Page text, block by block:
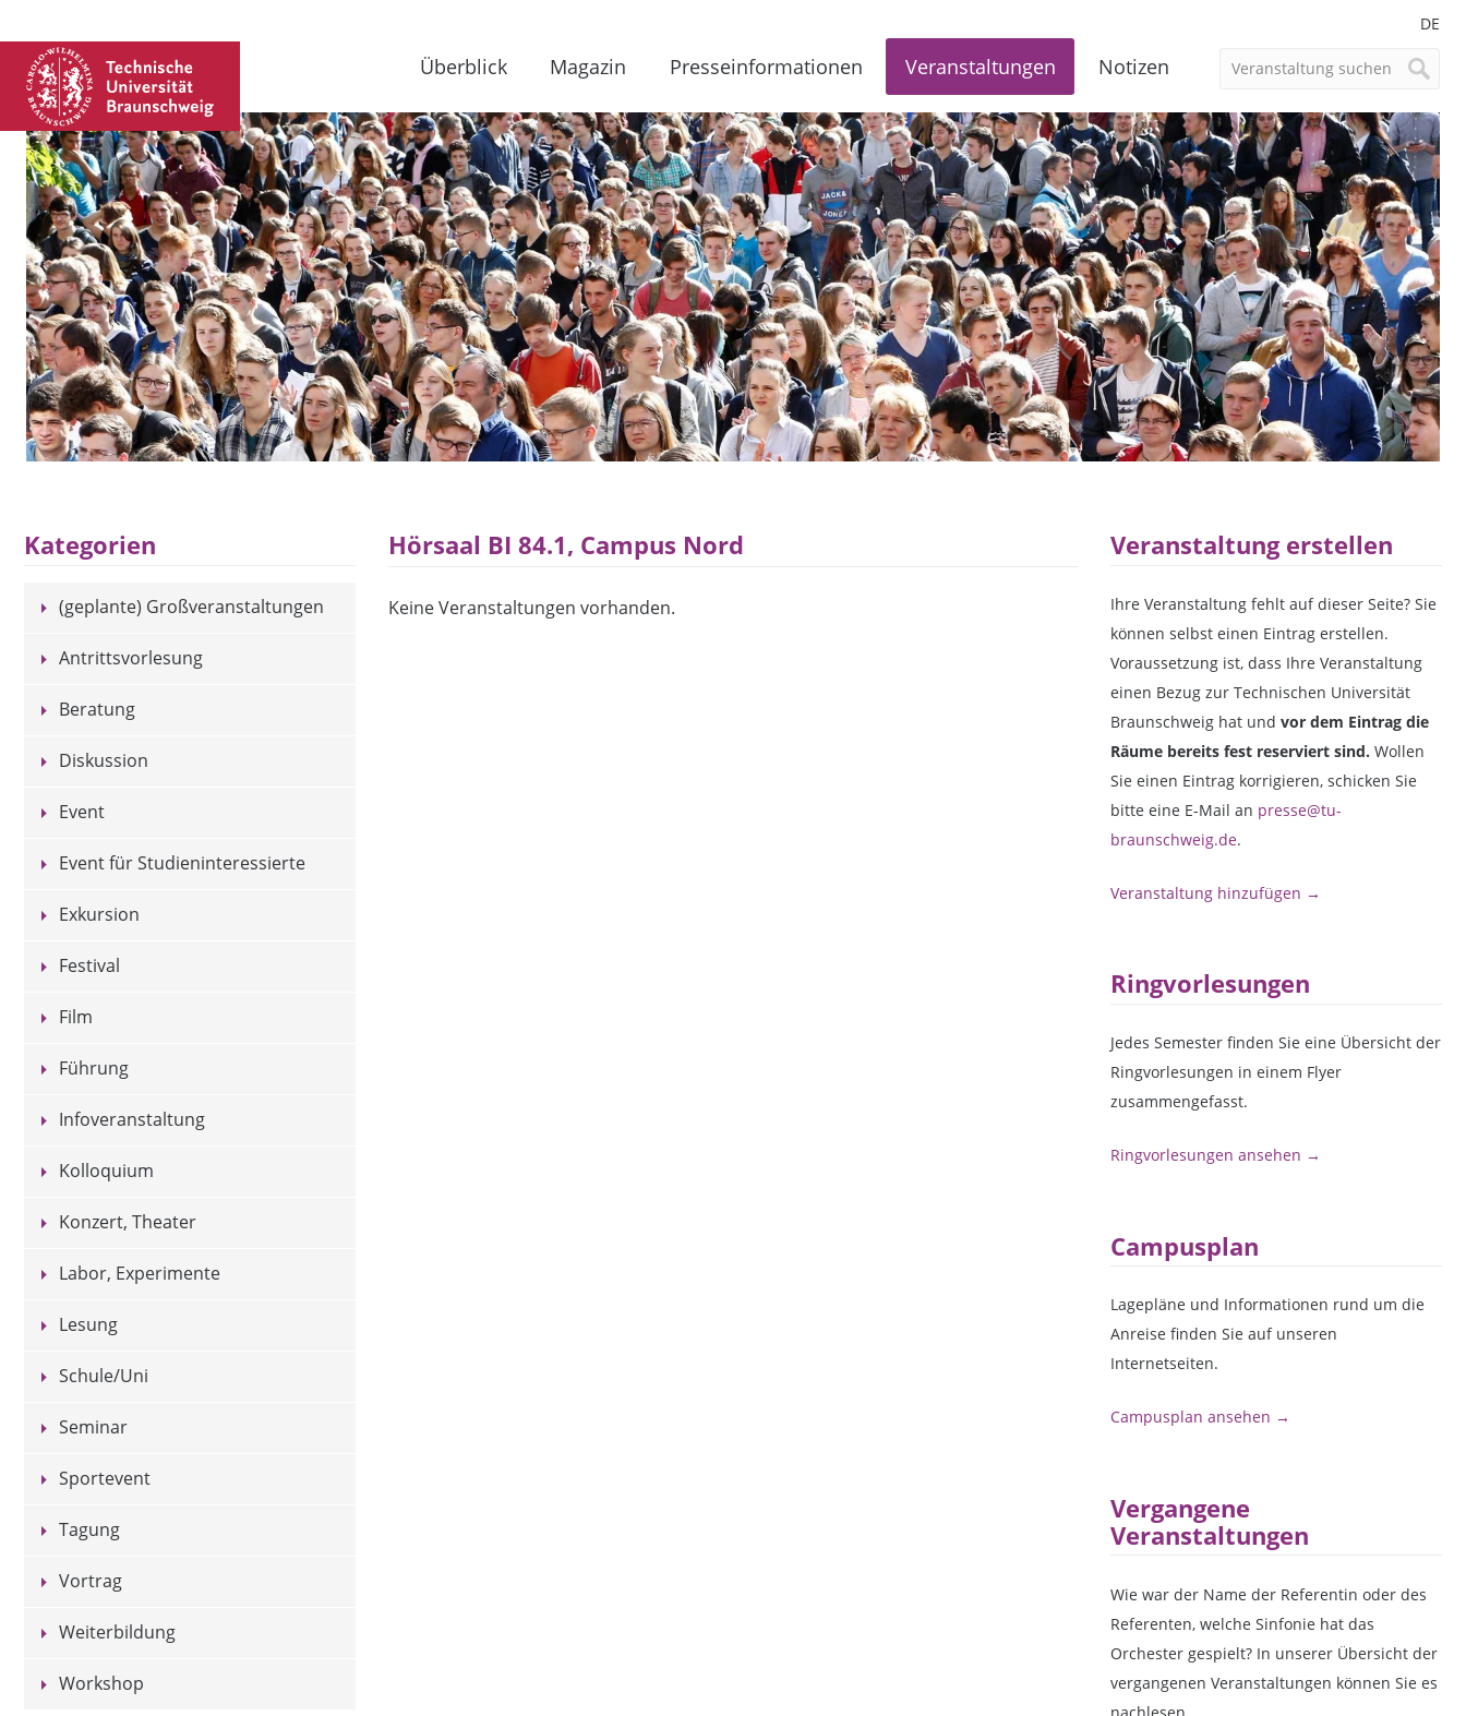
DE
Überblick Magazin Presseinformationen Veranstaltungen Notizen
Kategorien
(geplante) Großveranstaltungen
Antrittsvorlesung
Beratung
Diskussion
Event
Event für Studieninteressierte
Exkursion
Festival
Film
Führung
Infoveranstaltung
Kolloquium
Konzert, Theater
Labor, Experimente
Lesung
Schule/Uni
Seminar
Sportevent
Tagung
Vortrag
Weiterbildung
Workshop
Hörsaal BI 84.1, Campus Nord
Keine Veranstaltungen vorhanden.
Veranstaltung erstellen
Ihre Veranstaltung fehlt auf dieser Seite? Sie
können selbst einen Eintrag erstellen.
Voraussetzung ist, dass Ihre Veranstaltung
einen Bezug zur Technischen Universität
Braunschweig hat undvor dem Eintrag die
Räume bereits fest reserviert sind. Wollen
Sie einen Eintrag korrigieren, schicken Sie
bitte eine E-Mail an presse@tu-
braunschweig.de.
Veranstaltung hinzufügen →
Ringvorlesungen
Jedes Semester finden Sie eine Übersicht der
Ringvorlesungen in einem Flyer
zusammengefasst.
Ringvorlesungen ansehen →
Campusplan
Lagepläne und Informationen rund um die
Anreise finden Sie auf unseren
Internetseiten.
Campusplan ansehen →
Vergangene
Veranstaltungen
Wie war der Name der Referentin oder des
Referenten, welche Sinfonie hat das
Orchester gespielt? In unserer Übersicht der
vergangenen Veranstaltungen können Sie es
nachlesen.